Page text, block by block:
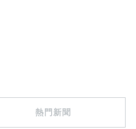
熱門新聞